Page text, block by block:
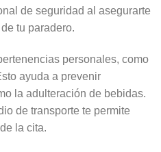
de seguridad al asegurarte
tu paradero.
personales, como
ayuda a prevenir
la adulteración de bebidas.
de transporte te permite
la cita.